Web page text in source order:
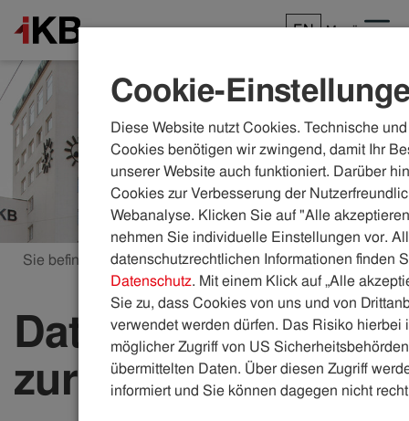
EN Menü
Sie befinden sich hier: ikb.at Daten und Fakten
Daten und Fakten
zur IKB
Cookie-
Diese Website nutzt Cookies. Technische
Cookies benötigen wir zwingend, damit Ihr
unserer Website auch funktioniert. Darüber
Cookies zur Verbesserung der
Webanalyse. Klicken Sie auf "Alle
nehmen Sie individuelle Einstellungen vor.
datenschutzrechtlichen Informationen finden
Datenschutz. Mit einem Klick auf „Alle
Sie zu, dass Cookies von uns und von
verwendet werden dürfen. Das Risiko hierbei
möglicher Zugriff von US
übermittelten Daten. Über diesen Zugriff
informiert und Sie können dagegen nicht